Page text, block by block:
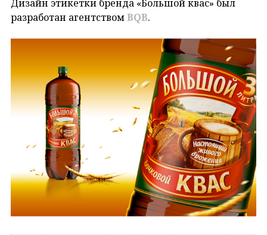
Дизайн этикетки бренда «Большой квас» был
разработан агентствомBQB.